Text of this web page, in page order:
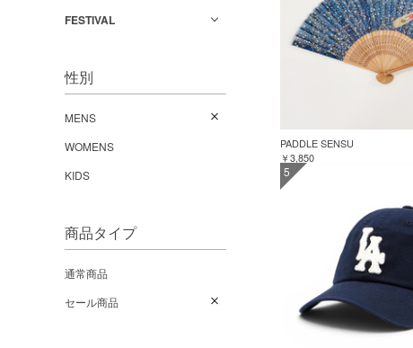
FESTIVAL
性別
MENS
WOMENS
KIDS
商品タイプ
通常商品
セール商品
PADDLE SENSU
￥3,850
5